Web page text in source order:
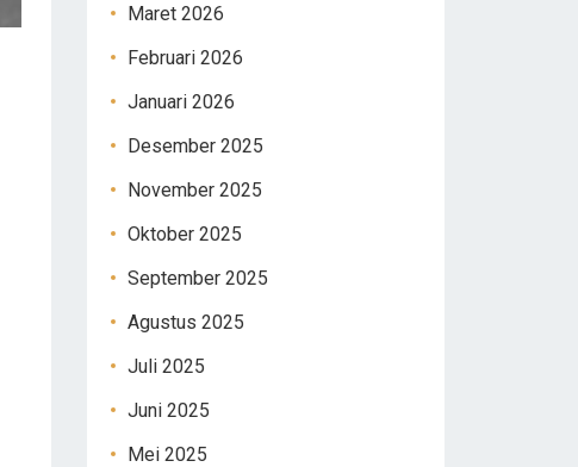
Maret 2026
Februari 2026
Januari 2026
Desember 2025
November 2025
Oktober 2025
September 2025
Agustus 2025
Juli 2025
Juni 2025
Mei 2025